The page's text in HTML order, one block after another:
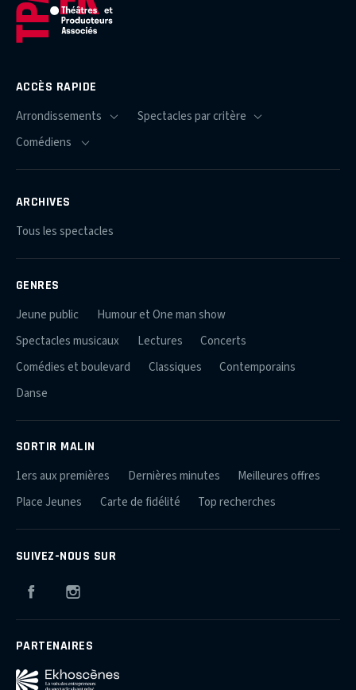
ACCÈS RAPIDE
ARCHIVES
Tous les spectacles
GENRES
Jeune public
Humour et One man show
Spectacles musicaux
Lectures
Concerts
Comédies et boulevard
Classiques
Contemporains
Danse
SORTIR MALIN
1ers aux premières Dernières minutes
Meilleures offres
Place Jeunes
Carte de fidélité Top recherches
SUIVEZ-NOUS SUR
Facebook
PARTENAIRES